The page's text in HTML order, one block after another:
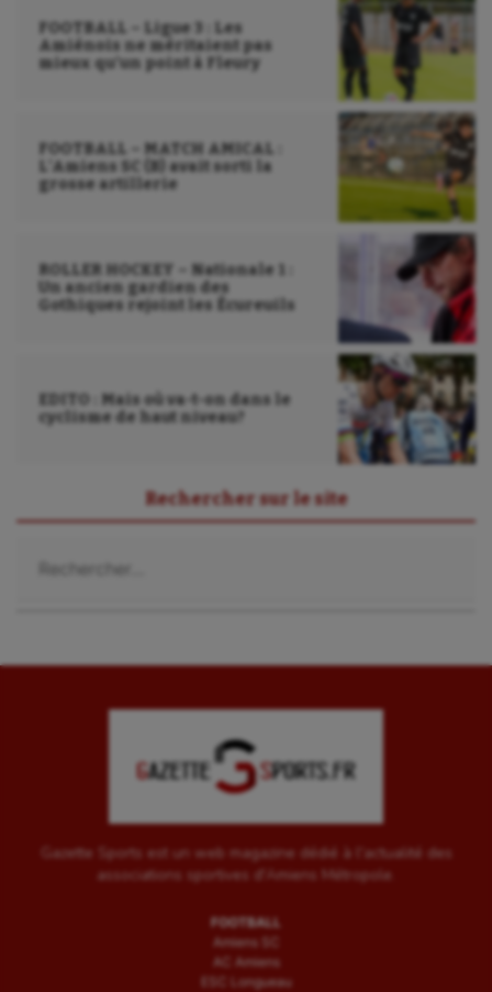
FOOTBALL – Ligue 3 : Les
Amiénois ne méritaient pas
mieux qu’un point à Fleury
FOOTBALL – MATCH AMICAL :
L’Amiens SC (B) avait sorti la
grosse artillerie
ROLLER HOCKEY – Nationale 1 :
Un ancien gardien des
Gothiques rejoint les Écureuils
EDITO : Mais où va-t-on dans le
cyclisme de haut niveau?
Rechercher sur le site
Gazette Sports est un web magazine dédié à l'actualité des
associations sportives d'Amiens Métropole.
FOOTBALL
Amiens SC
AC Amiens
ESC Longueau